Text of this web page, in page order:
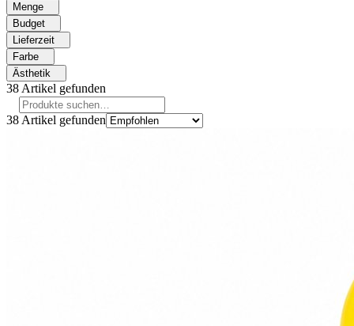
Menge
Budget
Lieferzeit
Farbe
Ästhetik
38 Artikel gefunden
38 Artikel gefunden